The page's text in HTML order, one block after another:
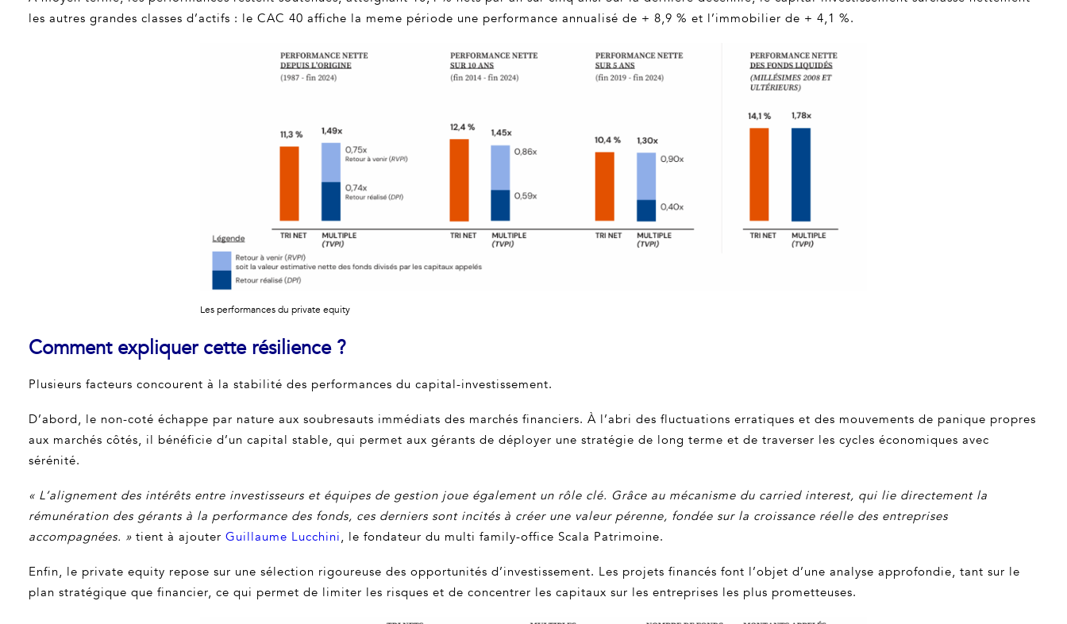
les autres grandes classes d’actifs : le CAC 40 affiche la meme période une performance annualisé de + 8,9 % et l’immobilier de + 4,1 %.
Les performances du private equity
Comment expliquer cette résilience ?
Plusieurs facteurs concourent à la stabilité des performances du capital-investissement.
D’abord, le non-coté échappe par nature aux soubresauts immédiats des marchés financiers. À l’abri des fluctuations erratiques et des mouvements de panique propres
aux marchés côtés, il bénéficie d’un capital stable, qui permet aux gérants de déployer une stratégie de long terme et de traverser les cycles économiques avec
sérénité.
« L’alignement des intérêts entre investisseurs et équipes de gestion joue également un rôle clé. Grâce au mécanisme du carried interest, qui lie directement la
rémunération des gérants à la performance des fonds, ces derniers sont incités à créer une valeur pérenne, fondée sur la croissance réelle des entreprises
accompagnées. » tient à ajouter Guillaume Lucchini, le fondateur du multi family-office Scala Patrimoine.
Enfin, le private equity repose sur une sélection rigoureuse des opportunités d’investissement. Les projets financés font l’objet d’une analyse approfondie, tant sur le
plan stratégique que financier, ce qui permet de limiter les risques et de concentrer les capitaux sur les entreprises les plus prometteuses.